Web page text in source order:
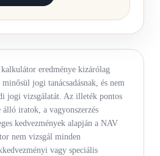
kalkulátor eredménye kizárólag
jogi tanácsadásnak, és nem
jogi vizsgálatát. Az illeték pontos
álló iratok, a vagyonszerzés
kedvezmények alapján a NAV
nem vizsgál minden
vagy speciális